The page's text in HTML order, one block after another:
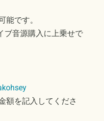
能です。
音源購入に上乗せで
額を記入してくださ